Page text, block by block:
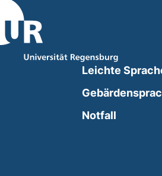
opens in a new window)
Leichte
Notfall